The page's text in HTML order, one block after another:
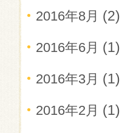
2016年8月 (2)
2016年6月 (1)
2016年3月 (1)
2016年2月 (1)